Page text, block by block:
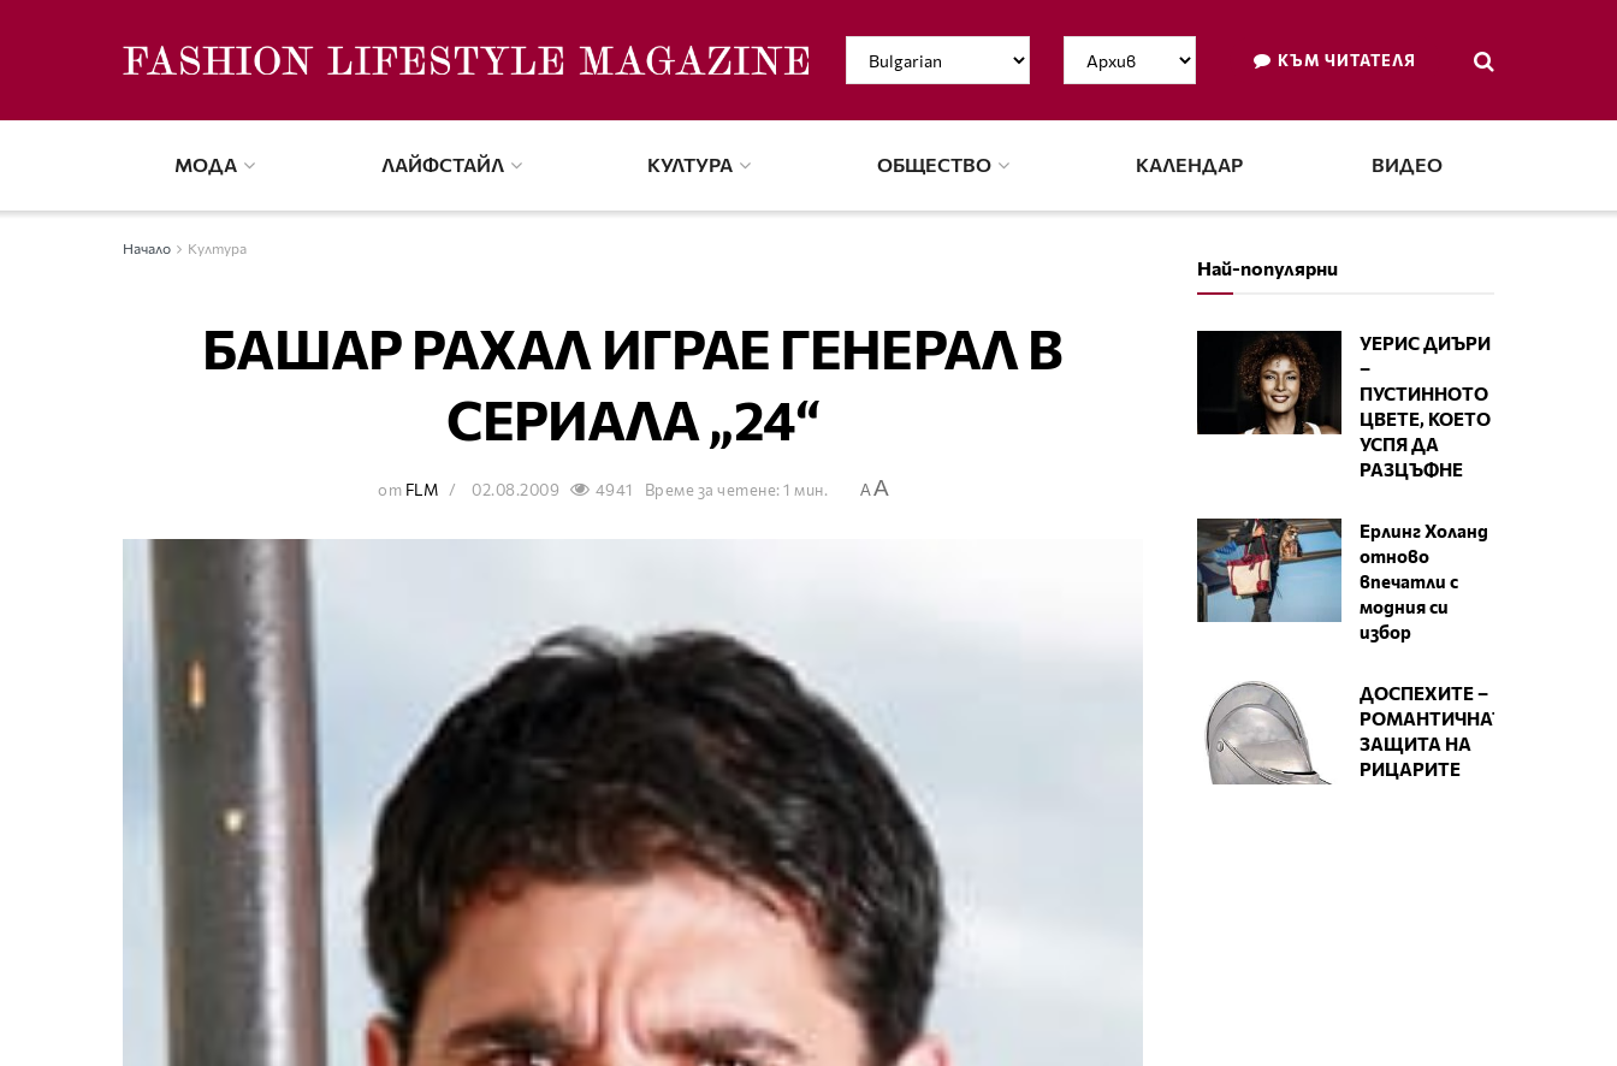
КЪМ ЧИТАТЕЛЯ
МОДА ЛАЙФСТАЙЛ КУЛТУРА ОБЩЕСТВО КАЛЕНДАР ВИДЕО
Начало Култура
БАШАР РАХАЛ ИГРАЕ ГЕНЕРАЛ В
СЕРИАЛА „24“
от FLM 02.08.2009 4941 Време за четене: 1 мин. AA
Най-популярни
УЕРИС ДИЪРИ
–
ПУСТИННОТО
ЦВЕТЕ, КОЕТО
УСПЯ ДА
РАЗЦЪФНЕ
Ерлинг Холанд
отново
впечатли с
модния си
избор
ДОСПЕХИТЕ –
РОМАНТИЧНАТА
ЗАЩИТА НА
РИЦАРИТЕ